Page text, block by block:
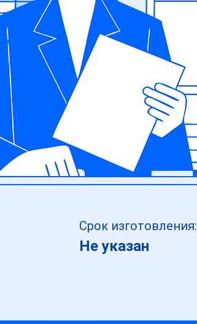
Срок изготовления:
Не указан